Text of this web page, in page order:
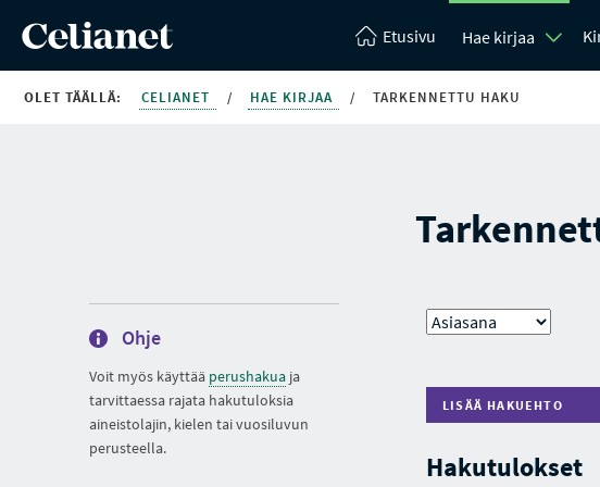
Etusivu Hae kirjaa
OLET TÄÄLLÄ: CELIANET / HAE KIRJAA / TARKENNETTU HAKU
Ohje
Voit myös käyttää perushakua ja
tarvittaessa rajata hakutuloksia
aineistolajin, kielen tai vuosiluvun
perusteella.
LISÄÄ HAKUEHTO
Hakutulokset